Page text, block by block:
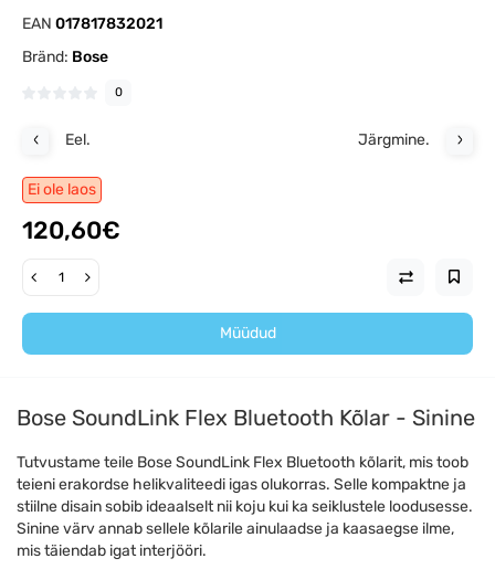
EAN 017817832021
Bränd: Bose
0
Eel. Järgmine.
Ei ole laos
120,60€
Müüdud
Bose SoundLink Flex Bluetooth Kõlar - Sinine
Tutvustame teile Bose SoundLink Flex Bluetooth kõlarit, mis toob
teieni erakordse helikvaliteedi igas olukorras. Selle kompaktne ja
stiilne disain sobib ideaalselt nii koju kui ka seiklustele loodusesse.
Sinine värv annab sellele kõlarile ainulaadse ja kaasaegse ilme,
mis täiendab igat interjööri.